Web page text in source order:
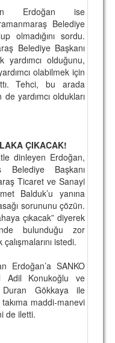
Erdoğan ise
Belediye
olmadığını sordu.
Belediye Başkanı
yardımcı olduğunu,
olabilmek için
Tehci, bu arada
yardımcı oldukları
ÇIKACAK!
dinleyen Erdoğan,
Belediye Başkanı
Ticaret ve Sanayi
Balduk’u yanına
sorununu çözün.
çıkacak” diyerek
bulunduğu zor
istedi.
Erdoğan’a SANKO
Adil Konukoğlu ve
Gökkaya ile
maddi-manevi
de iletti.